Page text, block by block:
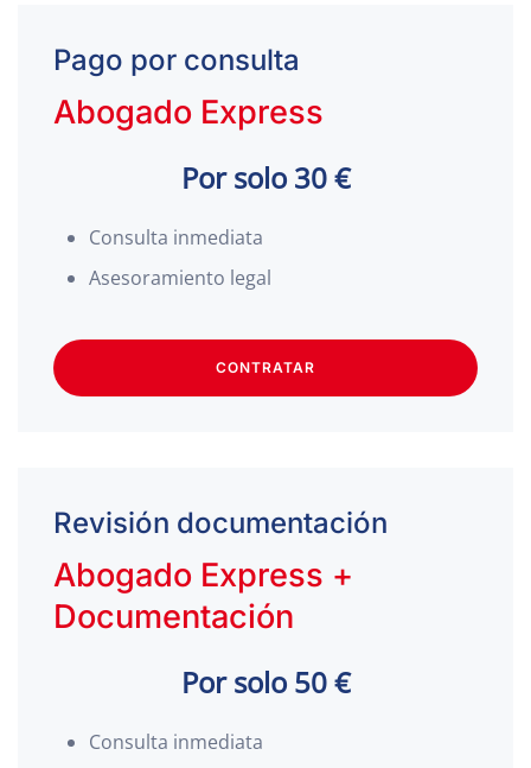
Pago por consulta
Abogado Express
Por solo 30 €
Consulta inmediata
Asesoramiento legal
CONTRATAR
Revisión documentación
Abogado Express +
Documentación
Por solo 50 €
Consulta inmediata